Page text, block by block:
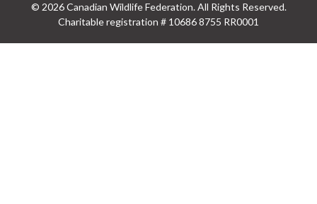
© 2026 Canadian Wildlife Federation. All Rights Reserved.
Charitable registration # 10686 8755 RR0001